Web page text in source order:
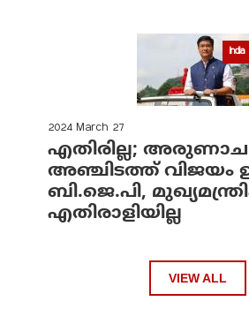
India
2024 March 27
എതിരില്ല;
അഞ്ചിടത്ത് വിജയം
ബി.ജെ.പി,
എതിരാളിയില്ല
VIEW ALL